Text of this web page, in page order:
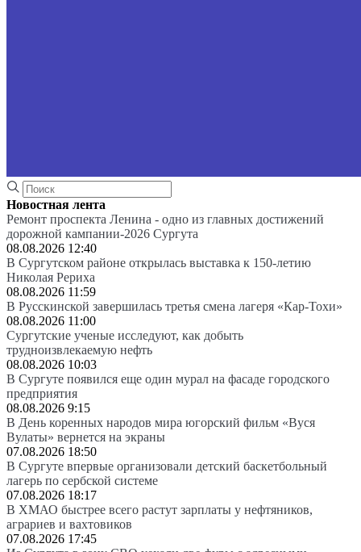
Новостная лента
Ремонт проспекта Ленина - одно из главных достижений
дорожной кампании-2026 Сургута
08.08.2026 12:40
В Сургутском районе открылась выставка к 150-летию
Николая Рериха
08.08.2026 11:59
В Русскинской завершилась третья смена лагеря «Кар-Тохи»
08.08.2026 11:00
Сургутские ученые исследуют, как добыть
трудноизвлекаемую нефть
08.08.2026 10:03
В Сургуте появился еще один мурал на фасаде городского
предприятия
08.08.2026 9:15
В День коренных народов мира югорский фильм «Вуся
Вулаты» вернется на экраны
07.08.2026 18:50
В Сургуте впервые организовали детский баскетбольный
лагерь по сербской системе
07.08.2026 18:17
В ХМАО быстрее всего растут зарплаты у нефтяников,
аграриев и вахтовиков
07.08.2026 17:45